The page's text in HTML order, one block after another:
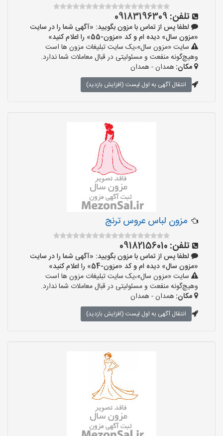
تلفن: 09183196309
لطفا پس از تماس با مزون بگویید: «آگهی شما را در سایت
«مزون سال» دیده ام و کد «مزون-55» را اعلام کنید»
سایت «مزون سال»،یک سایت تبلیغات مزون ها است
وهیچ‌گونه منفعت و مسئولیتی در قبال معاملات شما ندارد.
مکان:همدان - همدان
انتقال آگهی به اول لیست (افزایش بازدید)
مزون لباس عروس ترنج
تلفن: 09182156010
لطفا پس از تماس با مزون بگویید: «آگهی شما را در سایت
«مزون سال» دیده ام و کد «مزون-54» را اعلام کنید»
سایت «مزون سال»،یک سایت تبلیغات مزون ها است
وهیچ‌گونه منفعت و مسئولیتی در قبال معاملات شما ندارد.
مکان:همدان - همدان
انتقال آگهی به اول لیست (افزایش بازدید)